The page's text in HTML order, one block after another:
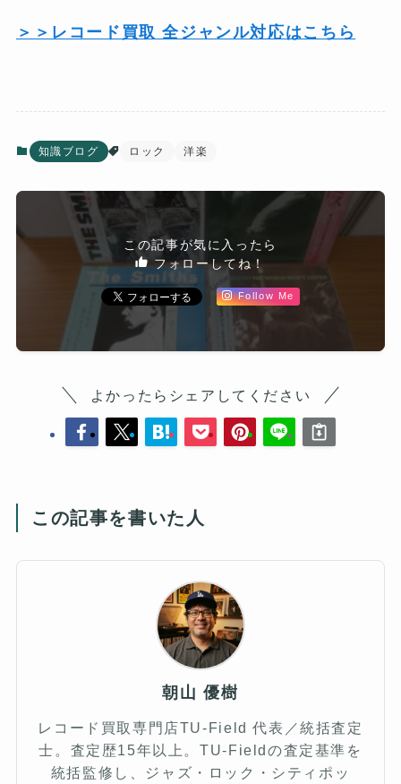
＞＞レコード買取 全ジャンル対応はこちら
知識ブログ ロック 洋楽
この記事が気に入ったら
フォローしてね！
Follow Me
よかったらシェアしてください
この記事を書いた人
朝山 優樹
レコード買取専門店TU-Field 代表／統括査定
士。査定歴15年以上。TU-Fieldの査定基準を
統括監修し、ジャズ・ロック・シティポッ